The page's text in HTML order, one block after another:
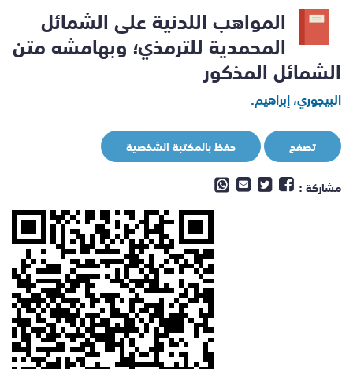
المواهب اللدنية على الشمائل
المحمدية للترمذي؛ وبهامشه متن
الشمائل المذكور
البيجوري، إبراهيم.
تصفح
حفظ بالمكتبة الشخصية
مشاركة :